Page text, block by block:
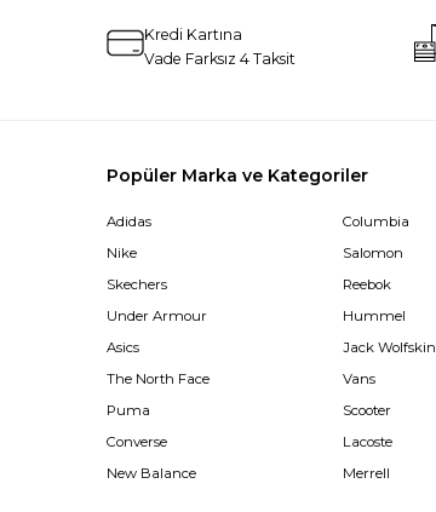
Kredi Kartına
Vade Farksız 4 Taksit
Popüler Marka ve Kategoriler
Adidas
Nike
Skechers
Under Armour
Asics
The North Face
Puma
Converse
New Balance
Columbia
Salomon
Reebok
Hummel
Jack Wolfskin
Vans
Scooter
Lacoste
Merrell